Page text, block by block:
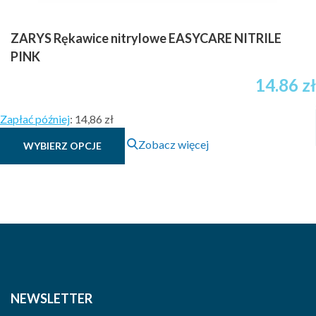
ZARYS Rękawice nitrylowe EASYCARE NITRILE
PINK
14.86 zł
Zapłać później: 14,86 zł
WYBIERZ OPCJE
Ten
produkt
Opcje
Zobacz więcej
NEWSLETTER